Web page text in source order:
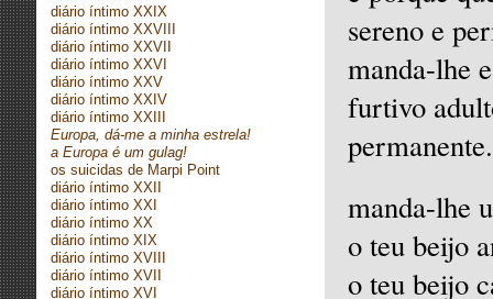
diário íntimo XXIX
diário íntimo XXVIII
diário íntimo XXVII
diário íntimo XXVI
diário íntimo XXV
diário íntimo XXIV
diário íntimo XXIII
Europa, dá-me a minha estrela!
a Europa é um gulag!
os suicidas de Marpi Point
diário íntimo XXII
diário íntimo XXI
diário íntimo XX
diário íntimo XIX
diário íntimo XVIII
diário íntimo XVII
diário íntimo XVI
sereno e
manda-lhe
furtivo
permanente.
manda-lhe
o teu beijo
o teu beijo